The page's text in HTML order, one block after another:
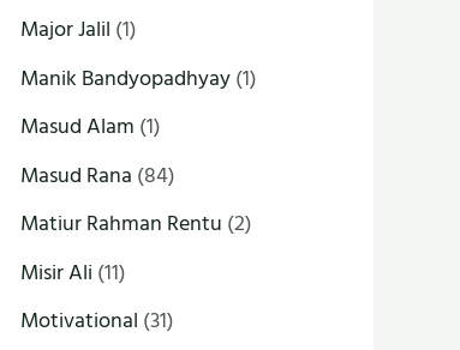
Major Jalil (1)
Manik Bandyopadhyay(1)
Masud Alam (1)
Masud Rana (84)
Matiur Rahman Rentu (2)
Misir Ali (11)
Motivational (31)